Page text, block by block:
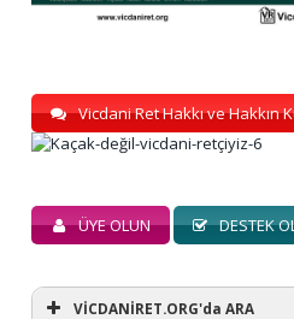
Vicdani Ret Hakkı ve Hakkın
ÜYE OLUN DESTEK
VİCDANİRET.ORG'da ARA